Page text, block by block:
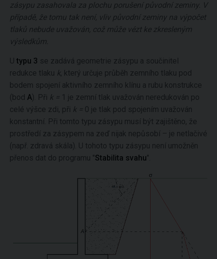
zásypu zasahovala za plochu porušení původní zeminy. V
případě, že tomu tak není, vliv původní zeminy na výpočet
tlaků nebude uvažován, což může vézt ke zkresleným
výsledkům.
U typu 3 se zadává geometrie zásypu a součinitel
redukce tlaku k, který určuje průběh zemního tlaku pod
bodem spojení aktivního zemního klínu a rubu konstrukce
(bod A). Při k =
1 je zemní tlak uvažován neredukován po
celé výšce zdi, při k =
0 je tlak pod spojením uvažován
konstantní. Při tomto typu zásypu musí být zajištěno, že
prostředí za zásypem na zeď nijak nepůsobí – je netlačivé
(např. zdravá skála). U tohoto typu zásypu není umožněn
přenos dat do programu "Stabilita svahu".